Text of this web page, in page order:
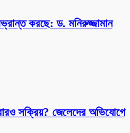
করছে: ড. মনিরুজ্জামান
সক্রিয়? জেলেদের অভিযোগে